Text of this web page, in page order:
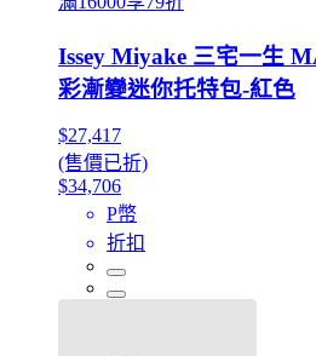
Issey Miyake 三宅一生
彩漸變迷你托特包-紅色
$27,417
(售價已折)
$34,706
P幣
折扣